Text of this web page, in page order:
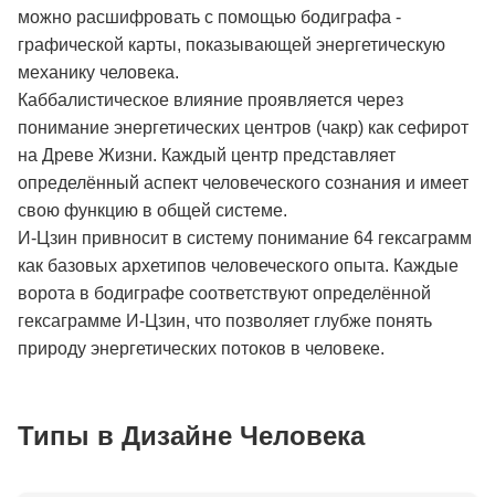
можно расшифровать с помощью бодиграфа -
графической карты, показывающей энергетическую
механику человека.
Каббалистическое влияние проявляется через
понимание энергетических центров (чакр) как сефирот
на Древе Жизни. Каждый центр представляет
определённый аспект человеческого сознания и имеет
свою функцию в общей системе.
И-Цзин привносит в систему понимание 64 гексаграмм
как базовых архетипов человеческого опыта. Каждые
ворота в бодиграфе соответствуют определённой
гексаграмме И-Цзин, что позволяет глубже понять
природу энергетических потоков в человеке.
Типы в Дизайне Человека